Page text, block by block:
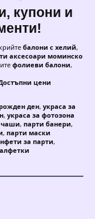
купони и
балони с хелий,
аксесоари моминско
фолиеви балони,
цени
ден, украса за
, украса за фотозона
чаши, парти банери,
, парти маски
за парти,